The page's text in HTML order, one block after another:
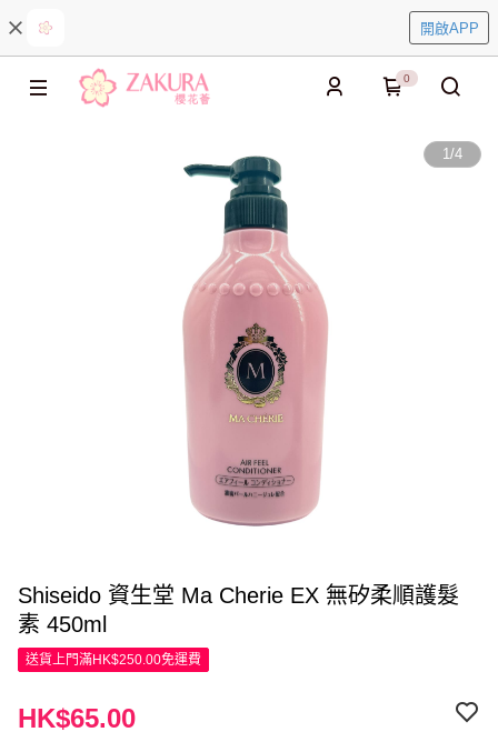
開啟APP
0
1/4
Shiseido 資生堂 Ma Cherie EX 無矽柔順護髮
素 450ml
送貨上門滿HK$250.00免運費
HK$65.00